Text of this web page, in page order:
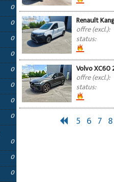
0
0
0
0
0
0
0
0
0
0
0
Renault
offre (excl.):
status:
Volvo XC60
offre (excl.):
status:
5 6 7 8